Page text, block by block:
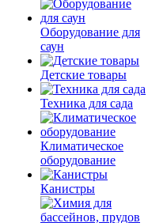
Оборудование для
саун
Детские товары
Техника для сада
Климатическое
оборудование
Канистры